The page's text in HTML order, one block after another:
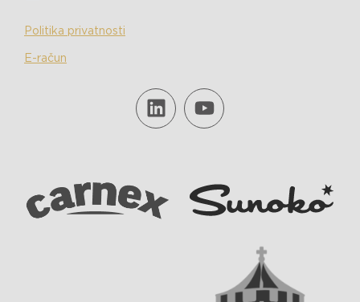
Politika privatnosti
E-račun